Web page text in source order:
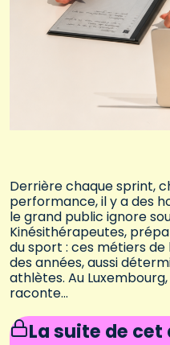
Derrière chaque sprint,
performance, il y a des
le grand public ignore
Kinésithérapeutes,
du sport : ces métiers de
des années, aussi
athlètes. Au
raconte…
La suite de